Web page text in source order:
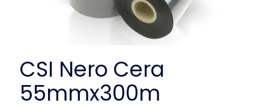
CSI Nero Cera
55mmx300m